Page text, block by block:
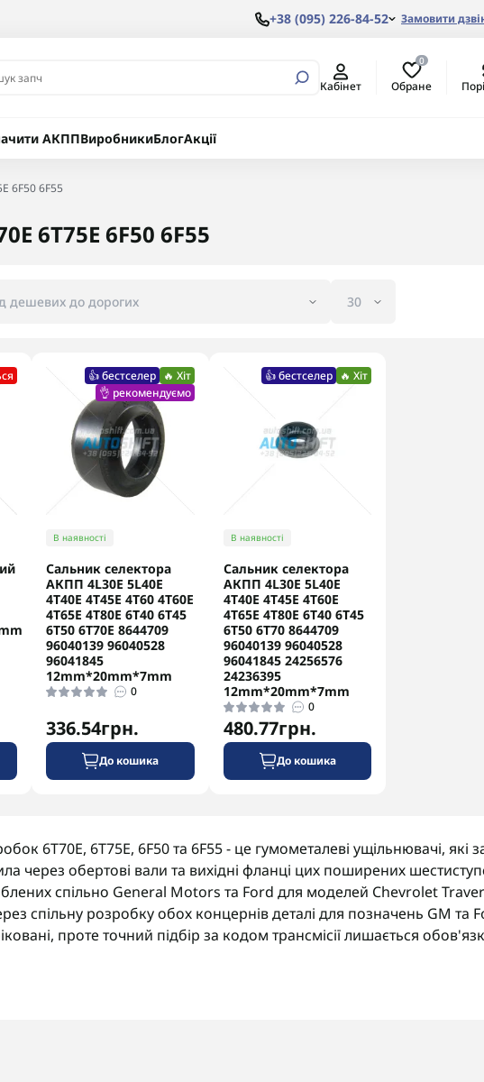
+38 (095) 226-84-52 Замовити
Кабінет
0
Обране
АКППВиробникиБлогАкції
6F50 6F55
6T75E 6F50 6F55
👍 бестселер
🔥 Хіт
👌 рекомендуємо
В наявності
Сальник селектора
АКПП 4L30E 5L40E
4T40E 4T45E 4T60 4T60E
4T65E 4T80E 6T40 6T45
6T50 6T70E 8644709
96040139 96040528
96041845
12mm*20mm*7mm
0
336.54грн.
До кошика
👍 бестселер 🔥 Хіт
В наявності
Сальник селектора
АКПП 4L30E 5L40E
4T40E 4T45E 4T60E
4T65E 4T80E 6T40 6T45
6T50 6T70 8644709
96040139 96040528
96041845 24256576
24236395
12mm*20mm*7mm
0
480.77грн.
До кошика
6T70E, 6T75E, 6F50 та 6F55 - це гумометалеві ущільнювачі, які
через обертові вали та вихідні фланці цих поширених
спільно General Motors та Ford для моделей Chevrolet
спільну розробку обох концернів деталі для позначень GM та
проте точний підбір за кодом трансмісії лишається
сальники для різних вузлів цих трансмісій: